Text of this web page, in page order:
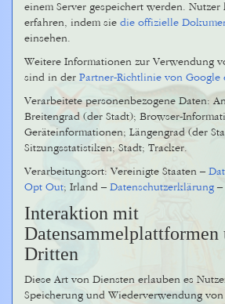
einem Server gespeichert werden.
erfahren, indem sie die offizielle
einsehen.
Weitere Informationen zur Verwendung
sind in der Partner-Richtlinie von Google
Verarbeitete personenbezogene Daten:
Breitengrad (der Stadt); Browser-
Geräteinformationen; Längengrad (der
Sitzungsstatistiken; Stadt; Tracker.
Verarbeitungsort: Vereinigte Staaten –
Opt Out; Irland – Datenschutzerklärung –
Interaktion mit
Datensammelplattformen
Dritten
Diese Art von Diensten erlauben es
Speicherung und Wiederverwendung